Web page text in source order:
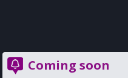
Coming soon